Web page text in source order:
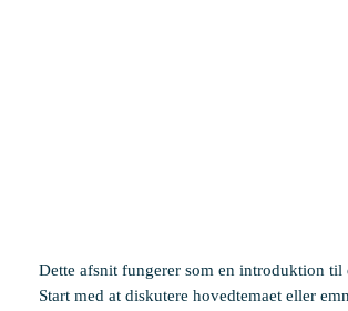
Dette afsnit fungerer som en introduktion
Start med at diskutere hovedtemaet eller